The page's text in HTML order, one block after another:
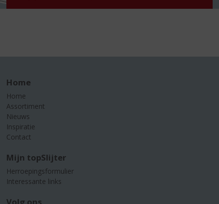
Home
Home
Assortiment
Nieuws
Inspiratie
Contact
Mijn topSlijter
Herroepingsformulier
Interessante links